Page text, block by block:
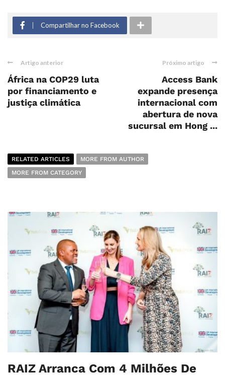
Compartilhar no Facebook
Artigo anterior
África na COP29 luta
por financiamento e
justiça climática
Próximo artigo
Access Bank
expande presença
internacional com
abertura de nova
sucursal em Hong ...
RELATED ARTICLES
MORE FROM AUTHOR
MORE FROM CATEGORY
RAIZ Arranca Com 4 Milhões De